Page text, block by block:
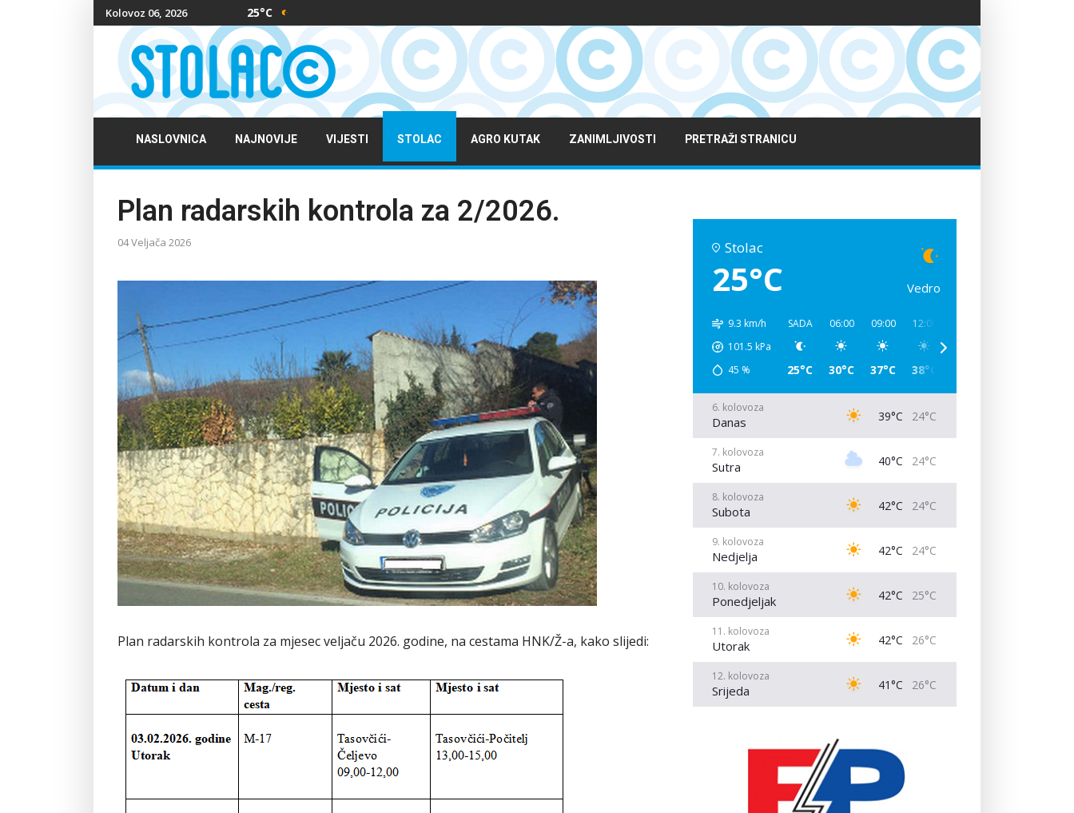
Kolovoz 06, 2026 25°C
NASLOVNICA NAJNOVIJE VIJESTI STOLAC AGRO KUTAK ZANIMLJIVOSTI PRETRAŽI STRANICU
Plan radarskih kontrola za 2/2026.
04 Veljača 2026
Plan radarskih kontrola za mjesec veljaču 2026. godine, na cestama HNK/Ž-a, kako slijedi:
Stolac
25°C Vedro
9.3 km/h
101.5 kPa
45 %
SADA
25°C
06:00
30°C
09:00
37°C
12:00
38°C
6. kolovoza
Danas 39°C 24°C
7. kolovoza
Sutra 40°C 24°C
8. kolovoza
Subota 42°C 24°C
9. kolovoza
Nedjelja 42°C 24°C
10. kolovoza
Ponedjeljak 42°C 25°C
11. kolovoza
Utorak 42°C 26°C
12. kolovoza
Srijeda 41°C 26°C